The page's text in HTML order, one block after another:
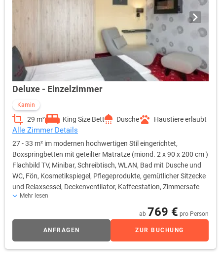
Deluxe - Einzelzimmer
Kamin
29 m² King Size Bett Dusche Haustiere erlaubt
Alle Zimmer Details
27 - 33 m² im modernen hochwertigen Stil eingerichtet,
Boxspringbetten mit geteilter Matratze (miond. 2 x 90 x 200 cm )
Flachbild TV, Minibar, Schreibtisch, WLAN, Bad mit Dusche und
WC, Fön, Kosmetikspiegel, Pflegeprodukte, gemütlicher Sitzecke
und Relaxsessel, Deckenventilator, Kaffeestation, Zimmersafe
und Kamin.
Mehr lesen
ab 769 € pro Person
ANFRAGEN ZUR BUCHUNG